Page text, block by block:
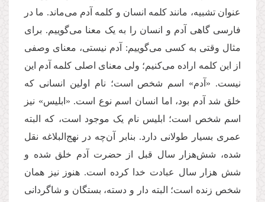
عنوان تشبیه، مانند کلمه انسان و کلمه آدم می‌ماند. ما در
فارسی گاهی آدم و انسان را به یک معنا می‌گوییم. برای
مثال وقتی به کسی می‌گوییم: آدم نیستی، معنای وصفی
از این کلمه اراده می‌کنیم؛ ولی معنای اصلی کلمه آدم این
نیست. «آدم» اسم شخص است؛ نام اولین انسانی که
خلق شد آدم بود، اما انسان اسم نوع است. «ابلیس» نیز
اسم شخص است؛ ابلیس نام یک موجود است، که البته
عمری بسیار طولانی دارد. بنابر آن‌چه در نهج‌البلاغه نقل
شده، شش‌هزار سال قبل از حضرت آدم خلق شده و
شش هزار سال عبادت خدا کرده است. هنوز نیز همان
شخص زنده است؛ البته دار و دسته‌، بستگان و شاگردانی